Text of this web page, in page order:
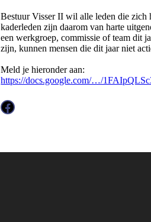
Bestuur Visser II wil alle leden die zich
kaderleden zijn daarom van harte
een werkgroep, commissie of team dit
zijn, kunnen mensen die dit jaar niet
Meld je hieronder aan:
https://docs.google.com/…/
Facebook